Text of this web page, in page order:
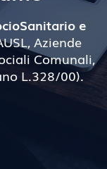
e
Aziende
Comunali,
L.328/00).